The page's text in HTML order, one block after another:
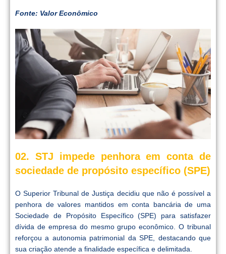
Fonte: Valor Econômico
02. STJ impede penhora em conta de
sociedade de propósito específico (SPE)
O Superior Tribunal de Justiça decidiu que não é possível a
penhora de valores mantidos em conta bancária de uma
Sociedade de Propósito Específico (SPE) para satisfazer
dívida de empresa do mesmo grupo econômico. O tribunal
reforçou a autonomia patrimonial da SPE, destacando que
sua criação atende a finalidade específica e delimitada.